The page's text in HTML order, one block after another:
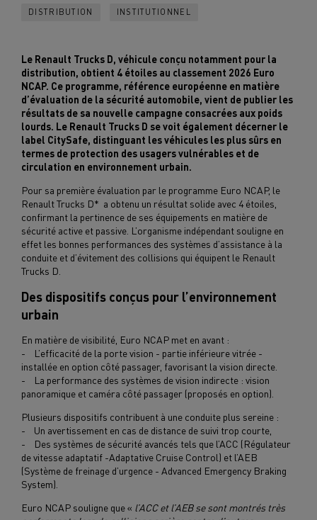
DISTRIBUTION INSTITUTIONNEL
Le Renault Trucks D, véhicule conçu notamment pour la
distribution, obtient 4 étoiles au classement 2026 Euro
NCAP. Ce programme, référence européenne en matière
d’évaluation de la sécurité automobile, vient de publier les
résultats de sa nouvelle campagne consacrées aux poids
lourds. Le Renault Trucks D se voit également décerner le
label CitySafe, distinguant les véhicules les plus sûrs en
termes de protection des usagers vulnérables et de
circulation en environnement urbain.
Pour sa première évaluation par le programme Euro NCAP, le
Renault Trucks D* a obtenu un résultat solide avec 4 étoiles,
confirmant la pertinence de ses équipements en matière de
sécurité active et passive. L’organisme indépendant souligne en
effet les bonnes performances des systèmes d’assistance à la
conduite et d’évitement des collisions qui équipent le Renault
Trucks D.
Des dispositifs conçus pour l’environnement
urbain
En matière de visibilité, Euro NCAP met en avant :
- L’efficacité de la porte vision - partie inférieure vitrée -
installée en option côté passager, favorisant la vision directe.
- La performance des systèmes de vision indirecte : vision
panoramique et caméra côté passager (proposés en option).
Plusieurs dispositifs contribuent à une conduite plus sereine :
- Un avertissement en cas de distance de suivi trop courte,
- Des systèmes de sécurité avancés tels que l’ACC (Régulateur
de vitesse adaptatif -Adaptative Cruise Control) et l’AEB
(Système de freinage d’urgence - Advanced Emergency Braking
System).
Euro NCAP souligne que « l’ACC et l’AEB se sont montrés très